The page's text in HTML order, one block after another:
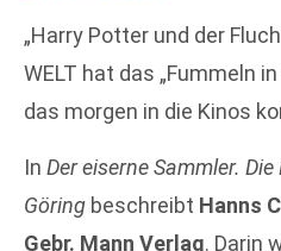
„Harry Potter und der
WELT hat das „Fummeln
das morgen in die Kinos
In Der eiserne Sammler.
Göring beschreibt Hanns
Gebr. Mann Verlag. Darin